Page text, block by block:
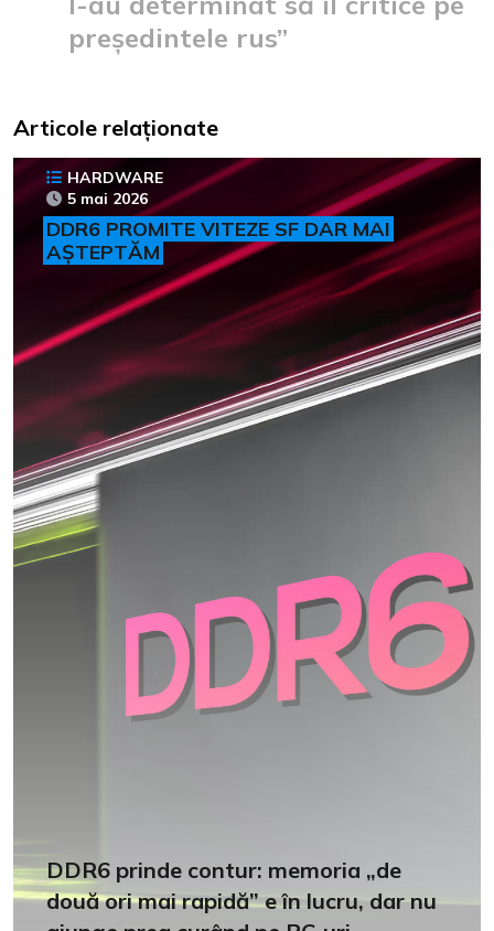
președintele rus”
Articole relaționate
HARDWARE
5 mai 2026
DDR6 PROMITE VITEZE SF DAR MAI
AȘTEPTĂM
DDR6 prinde contur: memoria „de
două ori mai rapidă” e în lucru, dar nu